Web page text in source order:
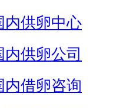
内供卵中心
内供卵公司
内借卵咨询